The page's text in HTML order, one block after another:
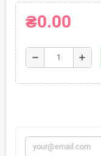
₴0.00
remove add